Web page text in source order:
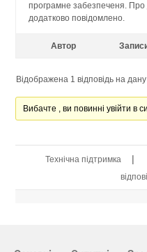
програмне забезпеченя.
додатково повідомлено.
Автор
Відображена 1 відповідь на
Вибачте , ви повинні увійти в
Технічна підтримка |